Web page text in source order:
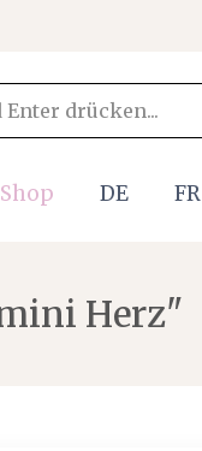
Shop DE FR
Herz"